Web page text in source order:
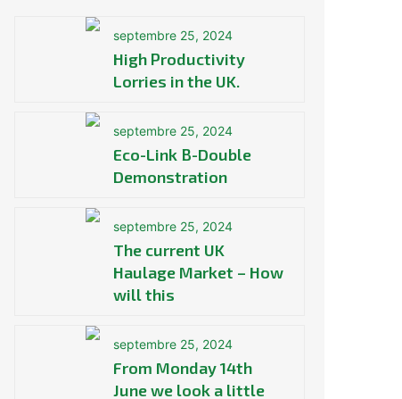
septembre 25, 2024
High Productivity
Lorries in the UK.
septembre 25, 2024
Eco-Link B-Double
Demonstration
septembre 25, 2024
The current UK
Haulage Market – How
will this
septembre 25, 2024
From Monday 14th
June we look a little